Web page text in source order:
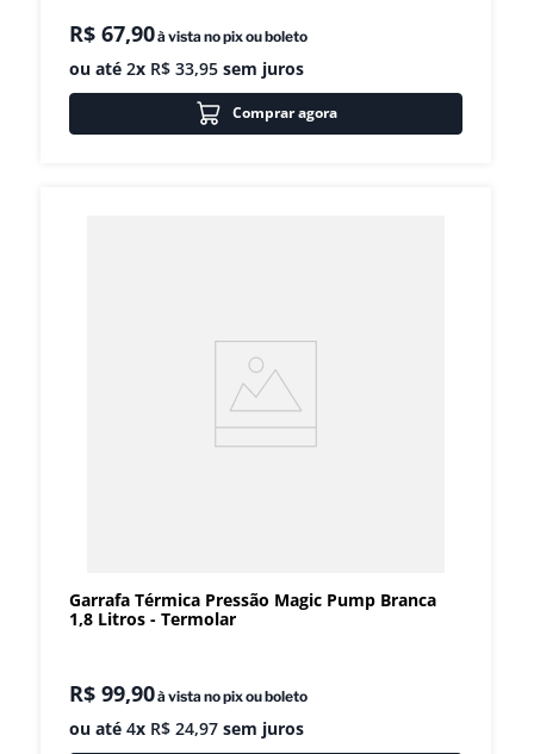
R$ 67,90à vista no pix ou boleto
ou até 2x R$ 33,95 sem juros
Comprar agora
Garrafa Térmica Pressão Magic Pump Branca
1,8 Litros - Termolar
R$ 99,90à vista no pix ou boleto
ou até 4x R$ 24,97 sem juros